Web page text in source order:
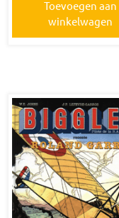
Toevoegen aan
winkelwagen